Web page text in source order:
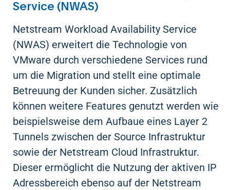
Service (NWAS)
Netstream Workload Availability Service
(NWAS) erweitert die Technologie von
VMware durch verschiedene Services rund
um die Migration und stellt eine optimale
Betreuung der Kunden sicher. Zusätzlich
können weitere Features genutzt werden wie
beispielsweise dem Aufbaue eines Layer 2
Tunnels zwischen der Source Infrastruktur
sowie der Netstream Cloud Infrastruktur.
Dieser ermöglicht die Nutzung der aktiven IP
Adressbereich ebenso auf der Netstream